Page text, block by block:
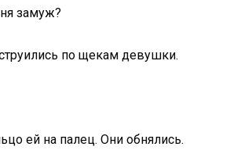
замуж?
по щекам девушки.
ей на палец. Они обнялись.